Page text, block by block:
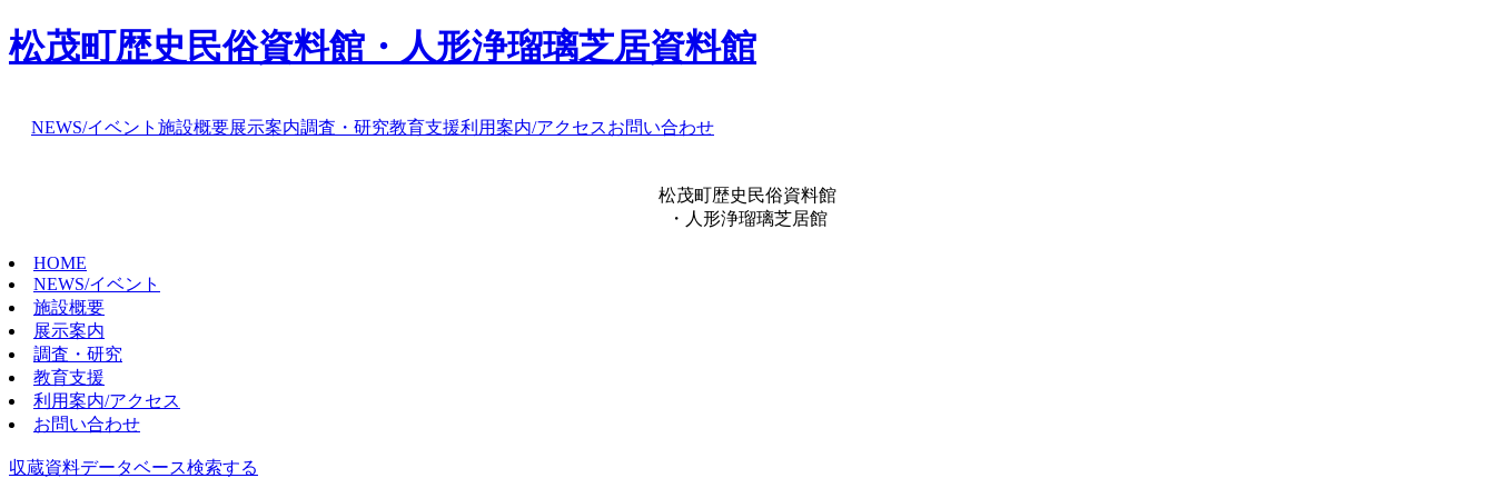
松茂町歴史民俗資料館・人形浄瑠璃芝居資料館
NEWS/イベント 施設概要展示案内調査・研究教育支援利用案内/アクセスお問い合わせ
松茂町歴史民俗資料館
・人形浄瑠璃芝居館
HOME
NEWS/イベント
施設概要
展示案内
調査・研究
教育支援
利用案内/アクセス
お問い合わせ
収蔵資料データベース検索する